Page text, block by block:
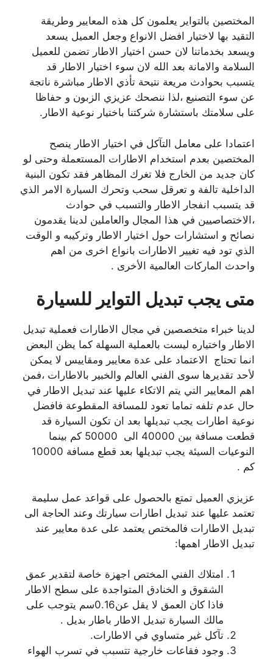
المختصين بالتواير يعلمون كل هذه المعايير وطريقة
التقيد بها لاختيار افضل الانواع وجعل العميل يسعد
ويسعد بخدماتنا لان حسن اختيار الاطار تضمن للعميل
السلامة والامانة بعد الله لان سوء اختيار الاطار قد
يتسبب بحوادث مريعة نتيحة تأذي الاطار مباشرة ناتجة
عن سوء التصنيع ،لذا ننصحك عزيزي الزبون و حفاظا
على سلامتك باستشارة شركتنا باختيار نوعية الاطار.
اعتمادا على معامل التآكل في اختيار الاطار ينصح
المختصين بعدم استخدام الاطارات المستعملة وحتى لو
كان جديد من الخارج فلا تغرك المظاهر فقد تكون البنية
الداخلية تالفة و تعرقل سحب وتحرك السيارة الامر الذي
قد يتسبب انفجار الاطار والتسبب في حوادث
،الاختصاصيين في هذا المجال والعاملين لدينا يقدمون
نصائح و استشارات حول اختيار الاطار وتركيبه و الوقت
الذي تود فيه تغيير الاطارات بانواع اخرى من اهم
واحدث الماركات العالمية الأخرى .
متى يجب تبديل التواير للسيارة
لدينا خبراء متخصصين في مجال الاطارات فعملية تبديل
الاطار واختياره ليست بالعملية السهلة كما يظن البعض
انما تحتاج الاعتماد على عدة معايير ومقاييس لا يمكن
لأحد تقديرها سوى الفني العالم والخبير بالاطارات ،فمن
اهم المعايير التي يتم الاتكاء عليها عند تبديل الاطار في
حال عدم تلفه تماما تعود للمسافة المقطوعة فافضل
نوعية اطارات يجب تبديلها بعد ان تكون السيارة قد
قطعت مسافة بين 40000 الى 50000 كم بينما
النوعيات السيئة يجب تبديلها بعد قطع مسافة 10000
كم .
عزيزي العميل تمتع بالحصول على قواعد عمل سليمة
تعتمد عليها عند تبديل اطارات سيارتك وعند الحاجة الى
تبديل الاطارات فالمختص يعتمد على عدة معايير عند
تبديل الاطار اهمها:
امتلاك الفني المختص اجهزة خاصة لتقدير عمق
الشقوق و الخنادق المتواجدة على سطح الاطار
فاذا كان العمق لا يقل عن0.16سم يتوجب على
مالك السيارة تبديل الاطار باطار بديل .
تآكل غير متساوي في الاطارات.
وجود فقاعات خارجية تتسبب في تسرب الهواء